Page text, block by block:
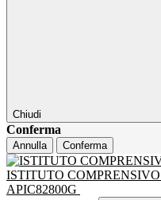
Chiudi
Conferma
Annulla Conferma
ISTITUTO COMPRENSIVO
APIC82800G